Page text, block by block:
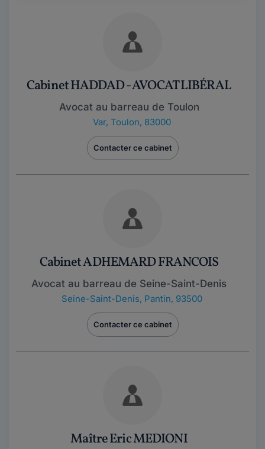
Cabinet HADDAD - AVOCAT LIBÉRAL
Avocat au barreau de Toulon
Var, Toulon, 83000
Contacter ce cabinet
Cabinet ADHEMARD FRANCOIS
Avocat au barreau de Seine-Saint-Denis
Seine-Saint-Denis, Pantin, 93500
Contacter ce cabinet
Maître Eric MEDIONI